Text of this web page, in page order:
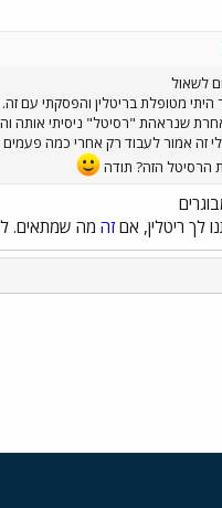
לשאול
מטופלת בריטלין והפסקתי עם
שנראהת "רסיטל" ניסיתי אותה
זה אמור לעבוד רק אחרי כמה
הרסיטל הזה? תודה
לך ריטלין, אםזה מה שמתאים.